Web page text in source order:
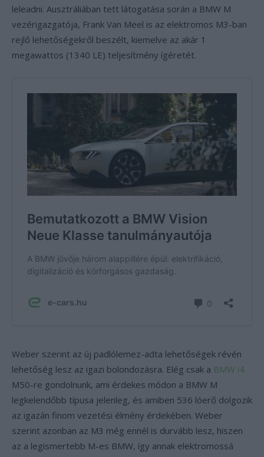
leleadni. Ausztráliában tett látogatása során a BMW M
vezérigazgatója, Frank Van Meel is az elektromos M3-ban
rejlő lehetőségekről beszélt, kiemelve az akár 1
megawattos (1340 LE) teljesítmény ígéretét.
Weber szerint az új padlólemez-adta lehetőségek révén
lehetőség lesz az igazi bolondozásra. Elég csak a BMW i4
M50-re gondolnunk, ami érdekes módon a BMW M
legkelendőbb típusa jelenleg, és amiben 536 lóerő dolgozik
az igazán finom vezetési élmény érdekében. Weber
szerint azonban az M3 még ennél is durvább lesz, hiszen
az a legismertebb M-es BMW, így annak elektromossá